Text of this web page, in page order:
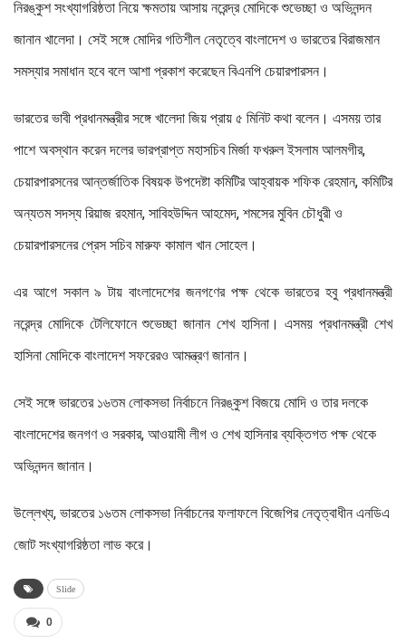
নিরঙ্কুশ সংখ্যাগরিষ্ঠতা নিয়ে ক্ষমতায় আসায় নরেন্দ্র মোদিকে শুভেচ্ছা ও অভিনন্দন
জানান খালেদা। সেই সঙ্গে মোদির গতিশীল নেতৃত্বে বাংলাদেশ ও ভারতের বিরাজমান
সমস্যার সমাধান হবে বলে আশা প্রকাশ করেছেন বিএনপি চেয়ারপারসন।
ভারতের ভাবী প্রধানমন্ত্রীর সঙ্গে খালেদা জিয় প্রায় ৫ মিনিট কথা বলেন। এসময় তার
পাশে অবস্থান করেন দলের ভারপ্রাপ্ত মহাসচিব মির্জা ফখরুল ইসলাম আলমগীর,
চেয়ারপারসনের আন্তর্জাতিক বিষয়ক উপদেষ্টা কমিটির আহ্বায়ক শফিক রেহমান, কমিটির
অন্যতম সদস্য রিয়াজ রহমান, সাবিহউদ্দিন আহমেদ, শমসের মুবিন চৌধুরী ও
চেয়ারপারসনের প্রেস সচিব মারুফ কামাল খান সোহেল।
এর আগে সকাল ৯ টায় বাংলাদেশের জনগণের পক্ষ থেকে ভারতের হবু প্রধানমন্ত্রী
নরেন্দ্র মোদিকে টেলিফোনে শুভেচ্ছা জানান শেখ হাসিনা। এসময় প্রধানমন্ত্রী শেখ
হাসিনা মোদিকে বাংলাদেশ সফরেরও আমন্ত্রণ জানান।
সেই সঙ্গে ভারতের ১৬তম লোকসভা নির্বাচনে নিরঙ্কুশ বিজয়ে মোদি ও তার দলকে
বাংলাদেশের জনগণ ও সরকার, আওয়ামী লীগ ও শেখ হাসিনার ব্যক্তিগত পক্ষ থেকে
অভিনন্দন জানান।
উল্লেখ্য, ভারতের ১৬তম লোকসভা নির্বাচনের ফলাফলে বিজেপির নেতৃত্বাধীন এনডিএ
জোট সংখ্যাগরিষ্ঠতা লাভ করে।
Slide
0